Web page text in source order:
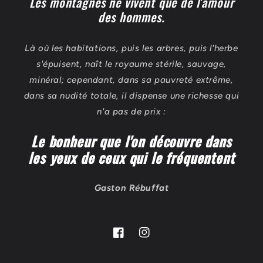
des hommes.
Là où les habitations, puis les arbres, puis l'herbe
s'épuisent, naît le royaume stérile, sauvage,
minéral; cependant, dans sa pauvreté extrême,
dans sa nudité totale, il dispense une richesse qui
n'a pas de prix :
Le bonheur que l'on découvre dans
les yeux de ceux qui le fréquentent
Gaston Rébuffat
FacebookInstagram